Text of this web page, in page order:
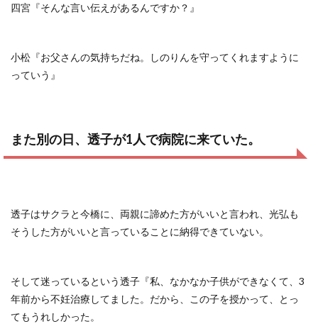
四宮『そんな言い伝えがあるんですか？』
小松『お父さんの気持ちだね。しのりんを守ってくれますように
っていう』
また別の日、透子が1人で病院に来ていた。
透子はサクラと今橋に、両親に諦めた方がいいと言われ、光弘も
そうした方がいいと言っていることに納得できていない。
そして迷っているという透子『私、なかなか子供ができなくて、3
年前から不妊治療してました。だから、この子を授かって、とっ
てもうれしかった。